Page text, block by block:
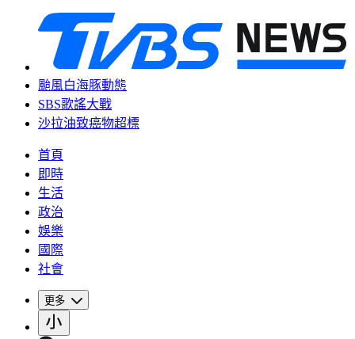
颱風白海豚動態
SBS歌謠大戰
沙拉油致癌物超標
首頁
即時
生活
政治
娛樂
國際
社會
更多